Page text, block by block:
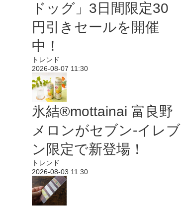
ドッグ」3日間限定30
円引きセールを開催
中！
トレンド
2026-08-07 11:30
氷結®mottainai 富良野
メロンがセブン‐イレブ
ン限定で新登場！
トレンド
2026-08-03 11:30